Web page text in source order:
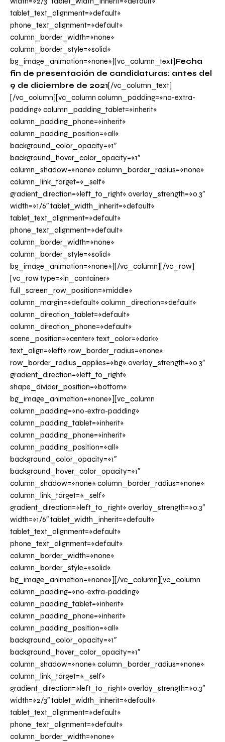
tablet_text_alignment=»default»
phone_text_alignment=»default»
column_border_width=»none»
column_border_style=»solid»
bg_image_animation=»none»][vc_column_text]Fecha
fin de presentación de candidaturas: antes del
9 de diciembre de 2021[/vc_column_text]
[/vc_column][vc_column column_padding=»no-extra-
padding» column_padding_tablet=»inherit»
column_padding_phone=»inherit»
column_padding_position=»all»
background_color_opacity=»1″
background_hover_color_opacity=»1″
column_shadow=»none» column_border_radius=»none»
column_link_target=»_self»
gradient_direction=»left_to_right» overlay_strength=»0.3″
width=»1/6″ tablet_width_inherit=»default»
tablet_text_alignment=»default»
phone_text_alignment=»default»
column_border_width=»none»
column_border_style=»solid»
bg_image_animation=»none»][/vc_column][/vc_row]
[vc_row type=»in_container»
full_screen_row_position=»middle»
column_margin=»default» column_direction=»default»
column_direction_tablet=»default»
column_direction_phone=»default»
scene_position=»center» text_color=»dark»
text_align=»left» row_border_radius=»none»
row_border_radius_applies=»bg» overlay_strength=»0.3″
gradient_direction=»left_to_right»
shape_divider_position=»bottom»
bg_image_animation=»none»][vc_column
column_padding=»no-extra-padding»
column_padding_tablet=»inherit»
column_padding_phone=»inherit»
column_padding_position=»all»
background_color_opacity=»1″
background_hover_color_opacity=»1″
column_shadow=»none» column_border_radius=»none»
column_link_target=»_self»
gradient_direction=»left_to_right» overlay_strength=»0.3″
width=»1/6″ tablet_width_inherit=»default»
tablet_text_alignment=»default»
phone_text_alignment=»default»
column_border_width=»none»
column_border_style=»solid»
bg_image_animation=»none»][/vc_column][vc_column
column_padding=»no-extra-padding»
column_padding_tablet=»inherit»
column_padding_phone=»inherit»
column_padding_position=»all»
background_color_opacity=»1″
background_hover_color_opacity=»1″
column_shadow=»none» column_border_radius=»none»
column_link_target=»_self»
gradient_direction=»left_to_right» overlay_strength=»0.3″
width=»2/3″ tablet_width_inherit=»default»
tablet_text_alignment=»default»
phone_text_alignment=»default»
column_border_width=»none»